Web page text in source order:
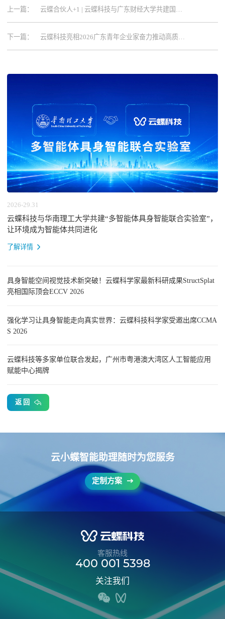
上一篇：
云蝶合伙人+1 | 云蝶科技与广东财经大学共建国家
级课程中心正式揭牌
下一篇：
云蝶科技亮相2026广东青年企业家奋力推动高质量
发展交流会
2026-29.31
云蝶科技与华南理工大学共建“多智能体具身智能联合实验室”，
让环境成为智能体共同进化
了解详情
具身智能空间视觉技术新突破！云蝶科学家最新科研成果StructSplat
亮相国际顶会ECCV 2026
强化学习让具身智能走向真实世界：云蝶科技科学家受邀出席CCMA
S 2026
云蝶科技等多家单位联合发起，广州市粤港澳大湾区人工智能应用
赋能中心揭牌
返 回
云小蝶智能助理随时为您服务
定制方案
客服热线
400 001 5398
关注我们